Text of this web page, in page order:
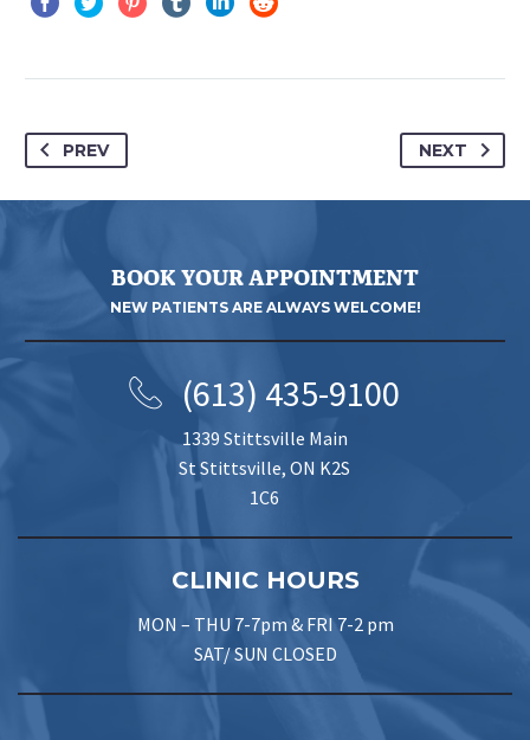
PREV NEXT
BOOK YOUR APPOINTMENT
NEW PATIENTS ARE ALWAYS WELCOME!
(613) 435-9100
1339 Stittsville Main
St Stittsville, ON K2S
1C6
CLINIC HOURS
MON – THU 7-7pm & FRI 7-2 pm
SAT/ SUN CLOSED